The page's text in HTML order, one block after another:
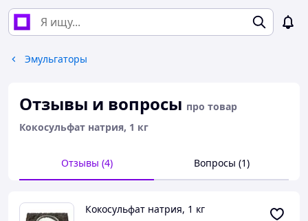
Эмульгаторы
Отзывы и вопросы про товар
Кокосульфат натрия, 1 кг
Отзывы (4) Вопросы (1)
Кокосульфат натрия, 1 кг